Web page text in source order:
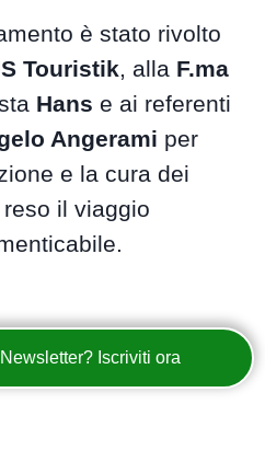
è stato rivolto
Touristik, alla F.ma
Hans e ai referenti
Angerami per
e la cura dei
il viaggio
Iscriviti ora